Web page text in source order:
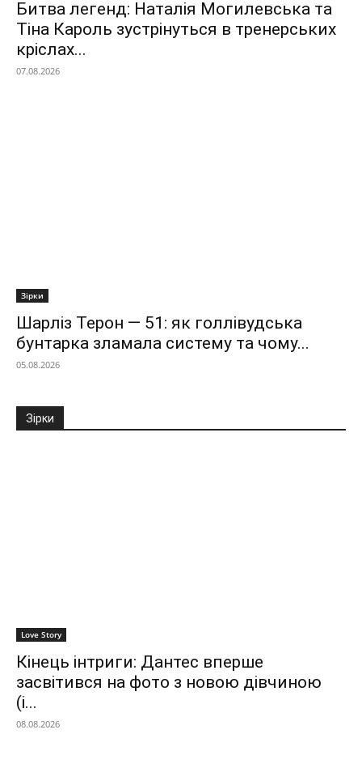
Битва легенд: Наталія Могилевська та
Тіна Кароль зустрінуться в тренерських
кріслах...
07.08.2026
Зірки
Шарліз Терон — 51: як голлівудська
бунтарка зламала систему та чому...
05.08.2026
Зірки
Love Story
Кінець інтриги: Дантес вперше
засвітився на фото з новою дівчиною
(і...
08.08.2026